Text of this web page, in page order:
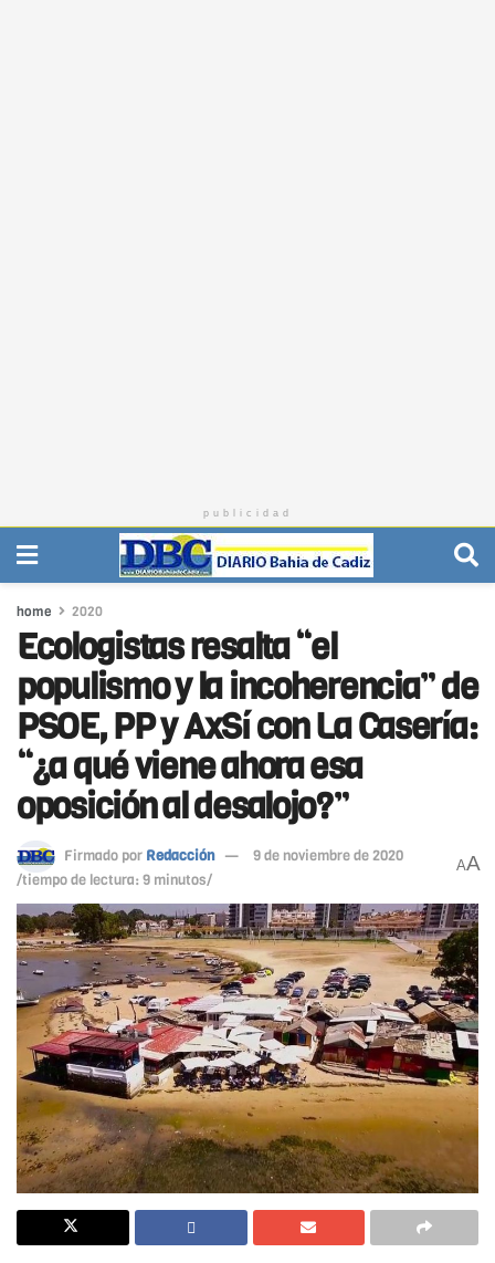
publicidad
home 2020
Ecologistas resalta “el
populismo y la incoherencia” de
PSOE, PP y AxSí con La Casería:
“¿a qué viene ahora esa
oposición al desalojo?”
Firmado por Redacción
9 de noviembre de 2020
/tiempo de lectura: 9 minutos/
AA